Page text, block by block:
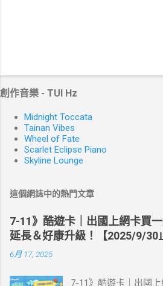
創作音樂 - TUI Hz
Midnight Toccata
Tainan Vibes
Wheel of Fate
Scarlet Eclipse Piano
Skyline Lounge
這個網誌中的熱門文章
7-11》酷遊卡｜出國上網卡買
延長＆好康升級！【2025/9/30
6月 17, 2025
7-11》酷遊卡｜出國